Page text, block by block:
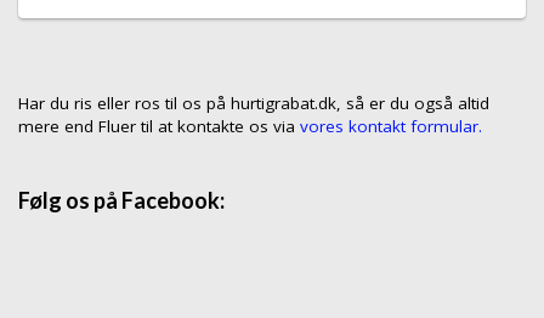
Har du ris eller ros til os på hurtigrabat.dk, så er du også altid
mere end Fluer til at kontakte os via vores kontakt formular.
Følg os på Facebook: